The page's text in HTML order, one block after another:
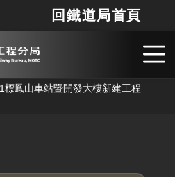
回鐵道局首頁
標鳳山車站暨開發大樓新建工程